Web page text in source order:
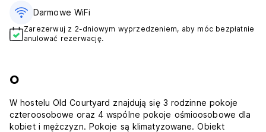
Darmowe WiFi
Zarezerwuj z 2-dniowym wyprzedzeniem, aby móc bezpłatnie
anulować rezerwację.
O
W hostelu Old Courtyard znajdują się 3 rodzinne pokoje
czteroosobowe oraz 4 wspólne pokoje ośmioosobowe dla
kobiet i mężczyzn. Pokoje są klimatyzowane. Obiekt